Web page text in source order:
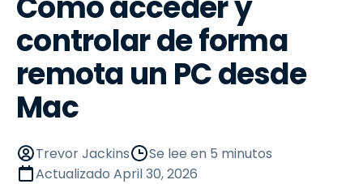
controlar de forma
remota un PC desde
Mac
Trevor Jackins
Se lee en 5 minutos
Actualizado April 30, 2026